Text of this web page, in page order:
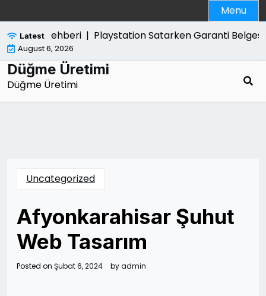
to
content
Menu
Latest
Rehberi |Playstation Satarken Garanti Belgesi
August 6, 2026
Düğme Üretimi
Düğme Üretimi
Uncategorized
Afyonkarahisar Şuhut
Web Tasarım
Posted on Şubat 6, 2024 byadmin